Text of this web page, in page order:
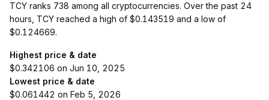
TCY ranks 738 among all cryptocurrencies. Over the past 24
hours, TCY reached a high of $0.143519 and a low of
$0.124669.
Highest price & date
$0.342106 on Jun 10, 2025
Lowest price & date
$0.061442 on Feb 5, 2026